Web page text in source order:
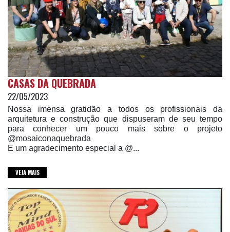
CASAS DA QUEBRADA
22/05/2023
Nossa imensa gratidão a todos os profissionais da
arquitetura e construção que dispuseram de seu tempo
para conhecer um pouco mais sobre o projeto
@mosaiconaquebrada
E um agradecimento especial a @...
VEJA MAIS